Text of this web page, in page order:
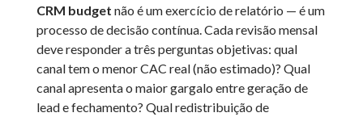
CRM budget não é um exercício de relatório — é um
processo de decisão contínua. Cada revisão mensal
deve responder a três perguntas objetivas: qual
canal tem o menor CAC real (não estimado)? Qual
canal apresenta o maior gargalo entre geração de
lead e fechamento? Qual redistribuição de